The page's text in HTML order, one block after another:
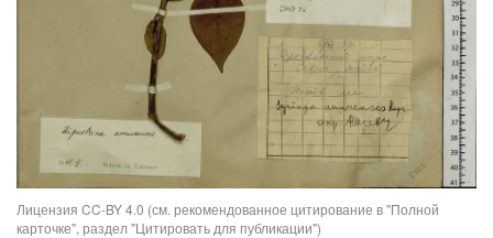
Лицензия CC-BY 4.0 (см. рекомендованное цитирование в "Полной
карточке", раздел "Цитировать для публикации")